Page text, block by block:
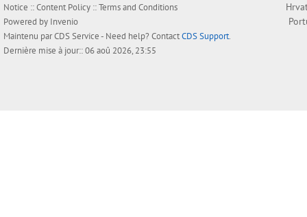
Notice ::Content Policy ::Terms and Conditions
Powered by Invenio
Maintenu parCDS Service- Need help? ContactCDS Support.
Dernière mise à jour:: 06 aoû 2026, 23:55